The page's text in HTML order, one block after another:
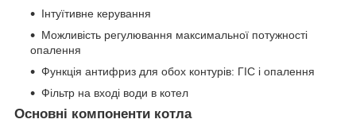
Інтуїтивне керування
Можливість регулювання максимальної потужності
опалення
Функція антифриз для обох контурів: ГІС і опалення
Фільтр на вході води в котел
Основні компоненти котла